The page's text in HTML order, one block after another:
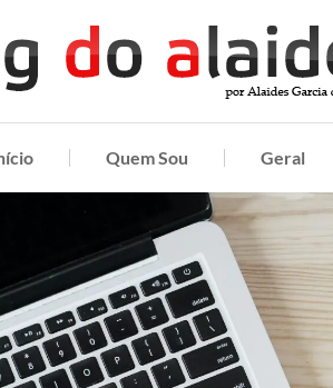
Quem Sou Geral